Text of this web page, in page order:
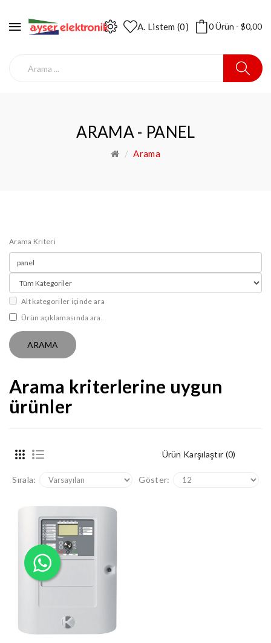
A. Listem (0) 0 Ürün - $0,00
ARAMA - PANEL
Arama
Arama Kriteri
Alt kategoriler içinde ara
Ürün açıklamasında ara.
Arama kriterlerine uygun
ürünler
Ürün Karşılaştır (0)
Sırala: Göster: